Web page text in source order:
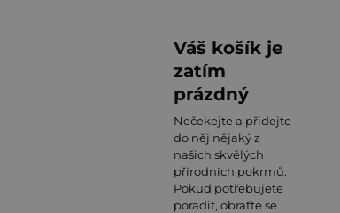
Váš košík je
zatím
prázdný
Nečekejte a přidejte
do něj nějaký z
našich skvělých
přírodních pokrmů.
Pokud potřebujete
poradit, obraťte se